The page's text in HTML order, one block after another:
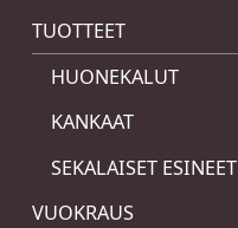
TUOTTEET
HUONEKALUT
KANKAAT
SEKALAISET ESINEET
VUOKRAUS